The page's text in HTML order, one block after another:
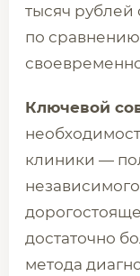
тысяч рублей
по
Ключевой
клиники —
достаточно
метода